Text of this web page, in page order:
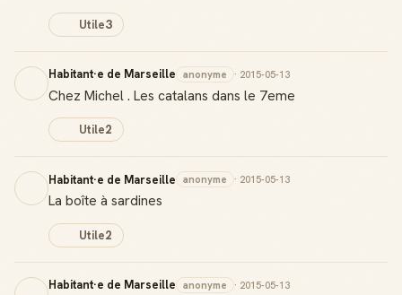
Utile3
Habitant·e de Marseille anonyme · 2015-05-13
Chez Michel . Les catalans dans le 7eme
Utile2
Habitant·e de Marseille anonyme · 2015-05-13
La boîte à sardines
Utile2
Habitant·e de Marseille anonyme · 2015-05-13